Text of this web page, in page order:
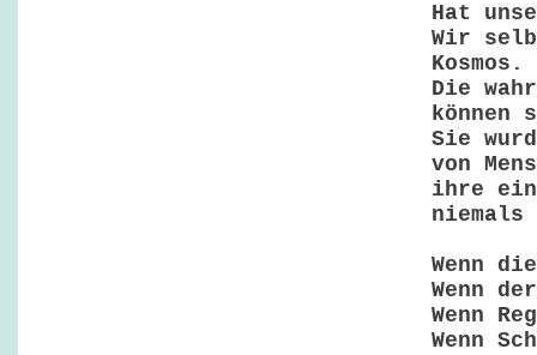
Hat
Wir
Kosmos.
Die
können
Sie
von
ihre
niemals
Wenn
Wenn
Wenn
Wenn